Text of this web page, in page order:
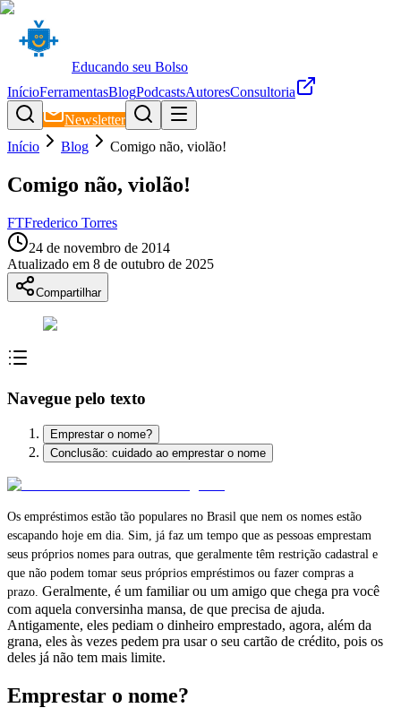
Educando seu Bolso
InícioFerramentasBlogPodcastsAutoresConsultoria
Newsletter
Início
Blog Comigo não, violão!
Comigo não, violão!
FTFrederico Torres
24 de novembro de 2014
Atualizado em 8 de outubro de 2025
Compartilhar
Navegue pelo texto
Emprestar o nome?
Conclusão: cuidado ao emprestar o nome
Os empréstimos estão tão populares no Brasil que nem os nomes estão
escapando hoje em dia. Sim, já faz um tempo que as pessoas emprestam
seus próprios nomes para outras, que geralmente têm restrição cadastral e
que não podem tomar seus próprios empréstimos ou fazer compras a
prazo. Geralmente, é um familiar ou um amigo que chega pra você
com aquela conversinha mansa, de que precisa de ajuda.
Antigamente, eles pediam o dinheiro emprestado, agora, além da
grana, eles às vezes pedem pra usar o seu cartão de crédito, pois os
deles já não tem mais limite.
Emprestar o nome?